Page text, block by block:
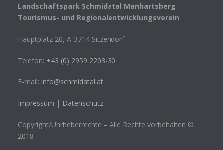
Landschaftspark Schmidatal Manhartsberg
Tourismus- und Regionalentwicklungsverein
Hauptplatz 20, A-3714 Sitzendorf
Telefon: +43 (0) 2959 2203-30
E-mail: info@schmidatal.at
Impressum | Datenschutz
Copyright/Uhrheberrechte – Alle Rechte vorbehalten ©
2018